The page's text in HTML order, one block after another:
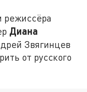
режиссёра
Диана
Звягинцев
от русского